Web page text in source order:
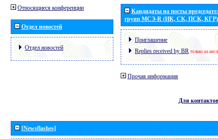
Относящиеся конференции
Отдел новостей
Отдел новостей
Кандидаты на посты
групп МСЭ-R (ИК, СК, ПСК, КГР)
Приглашение
Replies received by BR только на
Прочая информация
Для контактов
[Newsflashes]